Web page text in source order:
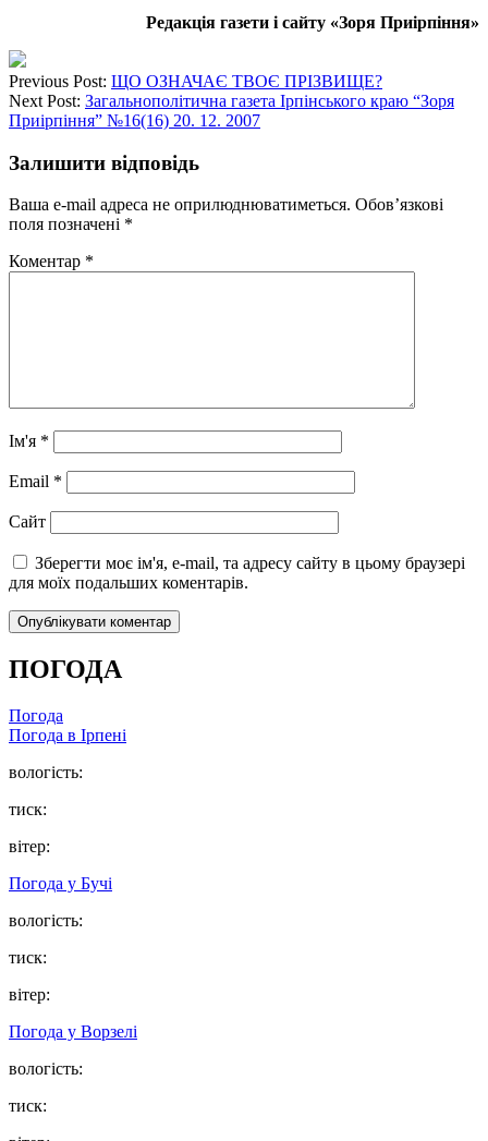
Редакція газети і сайту «Зоря Приірпіння»
Previous Post: ЩО ОЗНАЧАЄ ТВОЄ ПРІЗВИЩЕ?
Next Post: Загальнополітична газета Ірпінського краю “Зоря
Приірпіння” №16(16) 20. 12. 2007
Залишити відповідь
Ваша e-mail адреса не оприлюднюватиметься. Обов’язкові
поля позначені *
Коментар *
Ім'я *
Email *
Сайт
Зберегти моє ім'я, e-mail, та адресу сайту в цьому браузері
для моїх подальших коментарів.
ПОГОДА
Погода
Погода в Ірпені
вологість:
тиск:
вітер:
Погода у Бучі
вологість:
тиск:
вітер:
Погода у Ворзелі
вологість:
тиск: